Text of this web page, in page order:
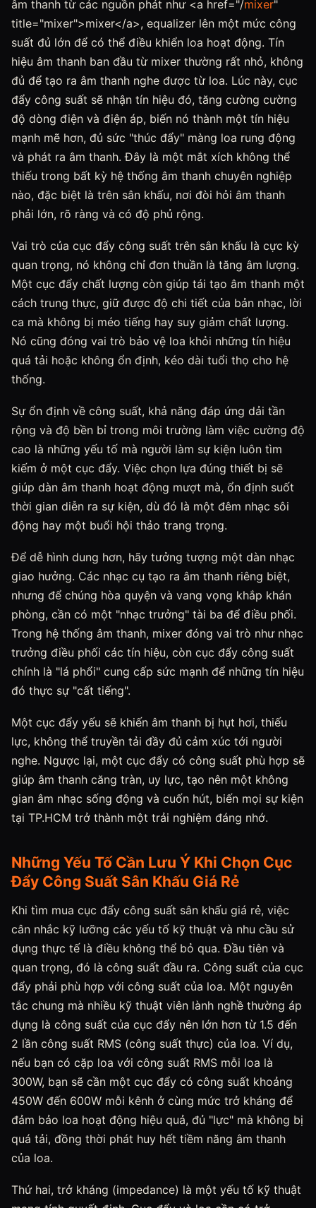
âm thanh từ các nguồn phát như <a href="/mixer"
title="mixer">mixer</a>, equalizer lên một mức công
suất đủ lớn để có thể điều khiển loa hoạt động. Tín
hiệu âm thanh ban đầu từ mixer thường rất nhỏ, không
đủ để tạo ra âm thanh nghe được từ loa. Lúc này, cục
đẩy công suất sẽ nhận tín hiệu đó, tăng cường cường
độ dòng điện và điện áp, biến nó thành một tín hiệu
mạnh mẽ hơn, đủ sức "thúc đẩy" màng loa rung động
và phát ra âm thanh. Đây là một mắt xích không thể
thiếu trong bất kỳ hệ thống âm thanh chuyên nghiệp
nào, đặc biệt là trên sân khấu, nơi đòi hỏi âm thanh
phải lớn, rõ ràng và có độ phủ rộng.
Vai trò của cục đẩy công suất trên sân khấu là cực kỳ
quan trọng, nó không chỉ đơn thuần là tăng âm lượng.
Một cục đẩy chất lượng còn giúp tái tạo âm thanh một
cách trung thực, giữ được độ chi tiết của bản nhạc, lời
ca mà không bị méo tiếng hay suy giảm chất lượng.
Nó cũng đóng vai trò bảo vệ loa khỏi những tín hiệu
quá tải hoặc không ổn định, kéo dài tuổi thọ cho hệ
thống.
Sự ổn định về công suất, khả năng đáp ứng dải tần
rộng và độ bền bỉ trong môi trường làm việc cường độ
cao là những yếu tố mà người làm sự kiện luôn tìm
kiếm ở một cục đẩy. Việc chọn lựa đúng thiết bị sẽ
giúp dàn âm thanh hoạt động mượt mà, ổn định suốt
thời gian diễn ra sự kiện, dù đó là một đêm nhạc sôi
động hay một buổi hội thảo trang trọng.
Để dễ hình dung hơn, hãy tưởng tượng một dàn nhạc
giao hưởng. Các nhạc cụ tạo ra âm thanh riêng biệt,
nhưng để chúng hòa quyện và vang vọng khắp khán
phòng, cần có một "nhạc trưởng" tài ba để điều phối.
Trong hệ thống âm thanh, mixer đóng vai trò như nhạc
trưởng điều phối các tín hiệu, còn cục đẩy công suất
chính là "lá phổi" cung cấp sức mạnh để những tín hiệu
đó thực sự "cất tiếng".
Một cục đẩy yếu sẽ khiến âm thanh bị hụt hơi, thiếu
lực, không thể truyền tải đầy đủ cảm xúc tới người
nghe. Ngược lại, một cục đẩy có công suất phù hợp sẽ
giúp âm thanh căng tràn, uy lực, tạo nên một không
gian âm nhạc sống động và cuốn hút, biến mọi sự kiện
tại TP.HCM trở thành một trải nghiệm đáng nhớ.
Những Yếu Tố Cần Lưu Ý Khi Chọn Cục
Đẩy Công Suất Sân Khấu Giá Rẻ
Khi tìm mua cục đẩy công suất sân khấu giá rẻ, việc
cân nhắc kỹ lưỡng các yếu tố kỹ thuật và nhu cầu sử
dụng thực tế là điều không thể bỏ qua. Đầu tiên và
quan trọng, đó là công suất đầu ra. Công suất của cục
đẩy phải phù hợp với công suất của loa. Một nguyên
tắc chung mà nhiều kỹ thuật viên lành nghề thường áp
dụng là công suất của cục đẩy nên lớn hơn từ 1.5 đến
2 lần công suất RMS (công suất thực) của loa. Ví dụ,
nếu bạn có cặp loa với công suất RMS mỗi loa là
300W, bạn sẽ cần một cục đẩy có công suất khoảng
450W đến 600W mỗi kênh ở cùng mức trở kháng để
đảm bảo loa hoạt động hiệu quả, đủ "lực" mà không bị
quá tải, đồng thời phát huy hết tiềm năng âm thanh
của loa.
Thứ hai, trở kháng (impedance) là một yếu tố kỹ thuật